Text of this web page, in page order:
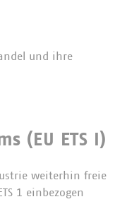
und ihre
(EU ETS I)
weiterhin freie
1 einbezogen